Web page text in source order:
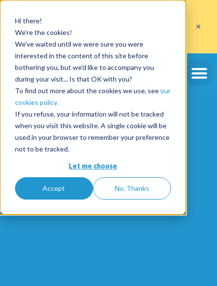
Hi there!
We're the cookies!
We've waited until we were sure you were
interested in the content of this site before
bothering you, but we'd like to accompany you
during your visit... Is that OK with you?
To find out more about the cookies we use, seeour
cookies policy.
If you refuse, your information will not be tracked
when you visit this website. A single cookie will be
used in your browser to remember your preference
not to be tracked.
Let me choose
Accept No, Thanks
sur l'ouverture d'un compte avec le code
jusqu'au 30/09/2026*
J'en profite
×